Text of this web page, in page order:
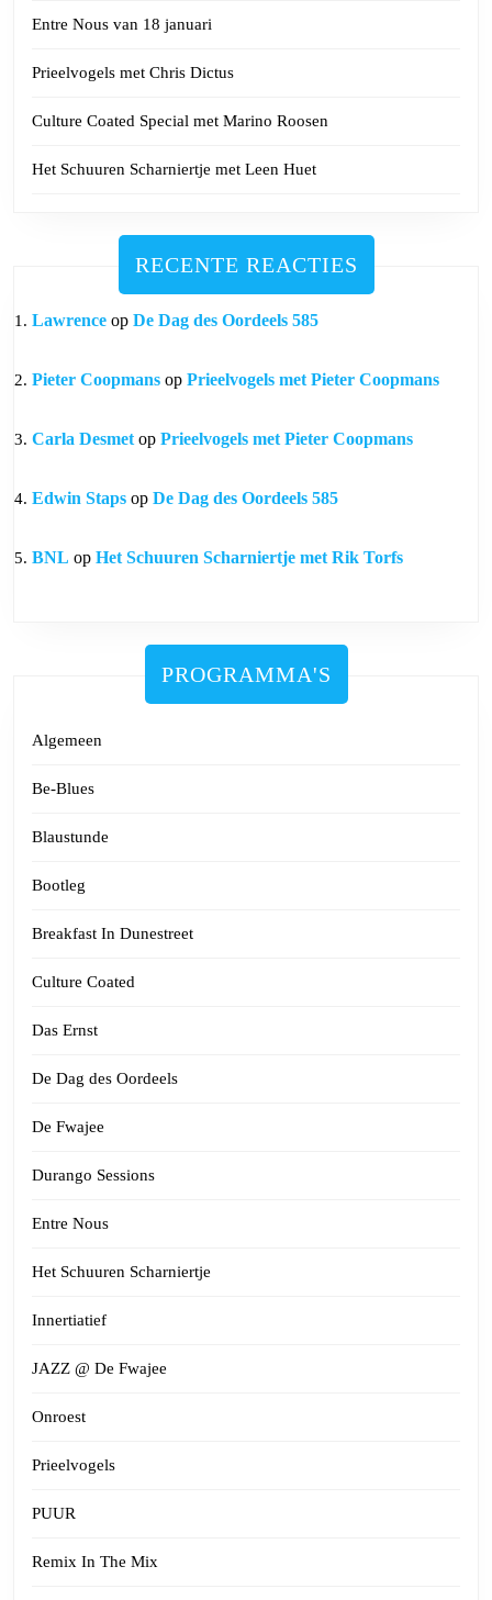
Entre Nous van 18 januari
Prieelvogels met Chris Dictus
Culture Coated Special met Marino Roosen
Het Schuuren Scharniertje met Leen Huet
RECENTE REACTIES
Lawrence op De Dag des Oordeels 585
Pieter Coopmans op Prieelvogels met Pieter Coopmans
Carla Desmetop Prieelvogels met Pieter Coopmans
Edwin Staps op De Dag des Oordeels 585
BNL op Het Schuuren Scharniertje met Rik Torfs
PROGRAMMA'S
Algemeen
Be-Blues
Blaustunde
Bootleg
Breakfast In Dunestreet
Culture Coated
Das Ernst
De Dag des Oordeels
De Fwajee
Durango Sessions
Entre Nous
Het Schuuren Scharniertje
Innertiatief
JAZZ @ De Fwajee
Onroest
Prieelvogels
PUUR
Remix In The Mix